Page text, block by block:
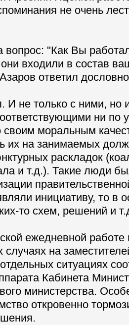
не очень
вопрос: "Как Вы
входили в состав
ответил
И не только с ними, но
ни по
своим моральным
их на занимаемых
раскладок
и т.д.). Такие люди
инициативу, то в
то схем, решений и
ежедневной
случаях на
ситуациях
Кабинета
министерства.
откровенно